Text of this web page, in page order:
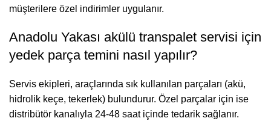
müşterilere özel indirimler uygulanır.
Anadolu Yakası akülü transpalet servisi için
yedek parça temini nasıl yapılır?
Servis ekipleri, araçlarında sık kullanılan parçaları (akü,
hidrolik keçe, tekerlek) bulundurur. Özel parçalar için ise
distribütör kanalıyla 24-48 saat içinde tedarik sağlanır.